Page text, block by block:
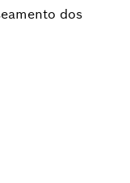
dos